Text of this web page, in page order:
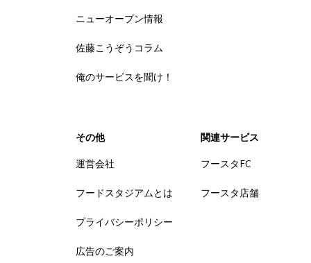
ニューオープン情報
佐藤こうぞうコラム
俺のサービスを聞け！
その他
運営会社
フードスタジアムとは
プライバシーポリシー
広告のご案内
関連サービス
フースタFC
フースタ店舗